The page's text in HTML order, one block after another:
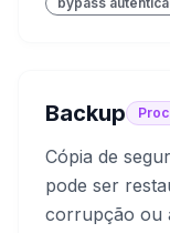
Backup
Cópia de
pode ser
corrupção ou